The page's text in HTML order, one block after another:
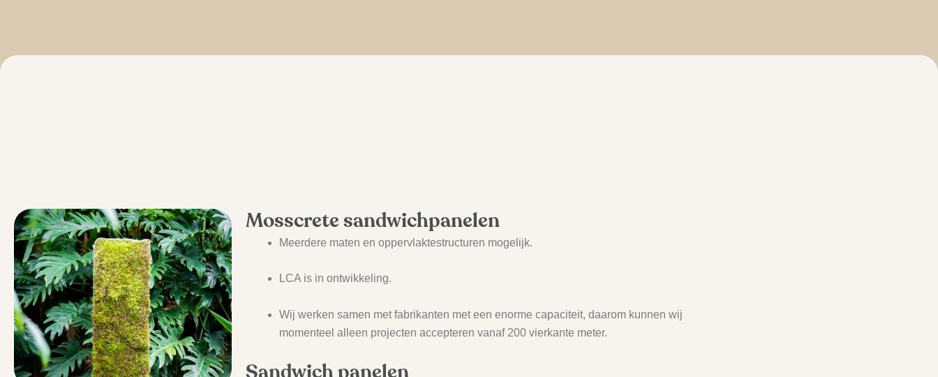
Mosscrete sandwichpanelen
Meerdere maten en oppervlaktestructuren mogelijk.
LCA is in ontwikkeling.
Wij werken samen met fabrikanten met een enorme capaciteit, daarom kunnen wij
momenteel alleen projecten accepteren vanaf 200 vierkante meter.
Sandwich panelen